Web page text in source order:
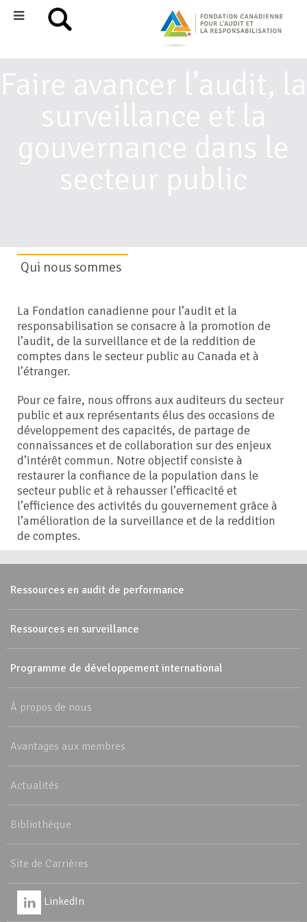
Faire avancer l’audit, la
surveillance et la
gouvernance dans le
secteur public
Qui nous sommes
La Fondation canadienne pour l’audit et la
responsabilisation se consacre à la promotion de
l’audit, de la surveillance et de la reddition de
comptes dans le secteur public au Canada et à
l’étranger.
Pour ce faire, nous offrons aux auditeurs du secteur
public et aux représentants élus des occasions de
développement des capacités, de partage de
connaissances et de collaboration sur des enjeux
d’intérêt commun. Notre objectif consiste à
restaurer la confiance de la population dans le
secteur public et à rehausser l’efficacité et
l’efficience des activités du gouvernement grâce à
l’amélioration de la surveillance et de la reddition
de comptes.
Ressources en audit de performance
Ressources en surveillance
Programme de développement international
À propos de nous
Avantages aux membres
Actualités
Bibliothèque
Site de Carrières
LinkedIn